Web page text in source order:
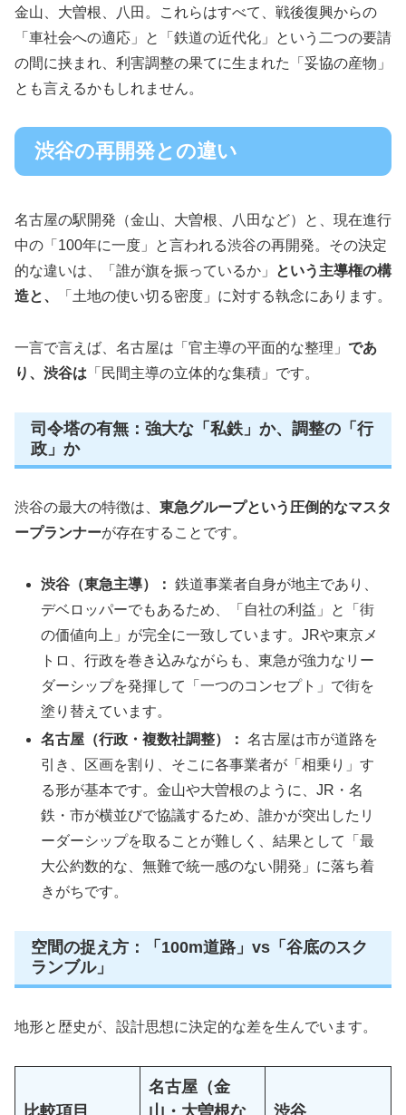
金山、大曽根、八田。これらはすべて、戦後復興からの
「車社会への適応」と「鉄道の近代化」という二つの要請
の間に挟まれ、利害調整の果てに生まれた「妥協の産物」
とも言えるかもしれません。
渋谷の再開発との違い
名古屋の駅開発（金山、大曽根、八田など）と、現在進行
中の「100年に一度」と言われる渋谷の再開発。その決定
的な違いは、「誰が旗を振っているか」
という主導権の構
造と、
「土地の使い切る密度」に対する執念にあります。
一言で言えば、名古屋は「官主導の平面的な整理」 であ
り、渋谷は 「民間主導の立体的な集積」です。
司令塔の有無：強大な「私鉄」か、調整の「行
政」か
渋谷の最大の特徴は、 東急グループという圧倒的なマスタ
ープランナーが存在することです。
渋谷（東急主導）： 鉄道事業者自身が地主であり、
デベロッパーでもあるため、「自社の利益」と「街
の価値向上」が完全に一致しています。JRや東京メ
トロ、行政を巻き込みながらも、東急が強力なリー
ダーシップを発揮して「一つのコンセプト」で街を
塗り替えています。
名古屋（行政・複数社調整）： 名古屋は市が道路を
引き、区画を割り、そこに各事業者が「相乗り」す
る形が基本です。金山や大曽根のように、JR・名
鉄・市が横並びで協議するため、誰かが突出したリ
ーダーシップを取ることが難しく、結果として「最
大公約数的な、無難で統一感のない開発」に落ち着
きがちです。
空間の捉え方：「100m道路」vs「谷底のスク
ランブル」
地形と歴史が、設計思想に決定的な差を生んでいます。
比較項目
名古屋（金
山・大曽根な
渋谷